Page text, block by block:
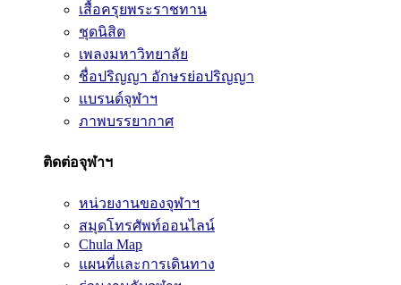
เสื้อครุยพระราชทาน
ชุดนิสิต
เพลงมหาวิทยาลัย
ชื่อปริญญา อักษรย่อปริญญา
แบรนด์จุฬาฯ
ภาพบรรยากาศ
ติดต่อจุฬาฯ
หน่วยงานของจุฬาฯ
สมุดโทรศัพท์ออนไลน์
Chula Map
แผนที่และการเดินทาง